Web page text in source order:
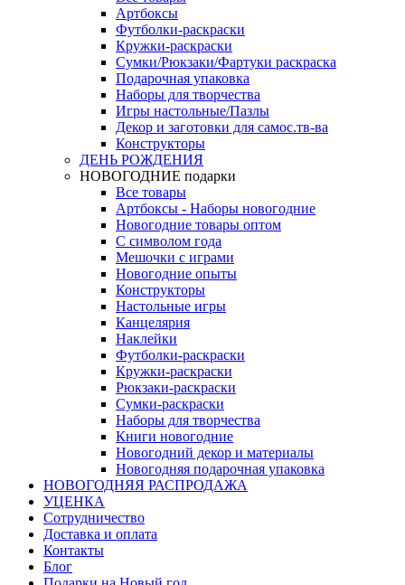
Артбоксы
Футболки-раскраски
Кружки-раскраски
Сумки/Рюкзаки/Фартуки раскраска
Подарочная упаковка
Наборы для творчества
Игры настольные/Пазлы
Декор и заготовки для самос.тв-ва
Конструкторы
ДЕНЬ РОЖДЕНИЯ
НОВОГОДНИЕ подарки
Все товары
Артбоксы - Наборы новогодние
Новогодние товары оптом
С символом года
Мешочки с играми
Новогодние опыты
Конструкторы
Настольные игры
Канцелярия
Наклейки
Футболки-раскраски
Кружки-раскраски
Рюкзаки-раскраски
Сумки-раскраски
Наборы для творчества
Книги новогодние
Новогодний декор и материалы
Новогодняя подарочная упаковка
НОВОГОДНЯЯ РАСПРОДАЖА
УЦЕНКА
Сотрудничество
Доставка и оплата
Контакты
Блог